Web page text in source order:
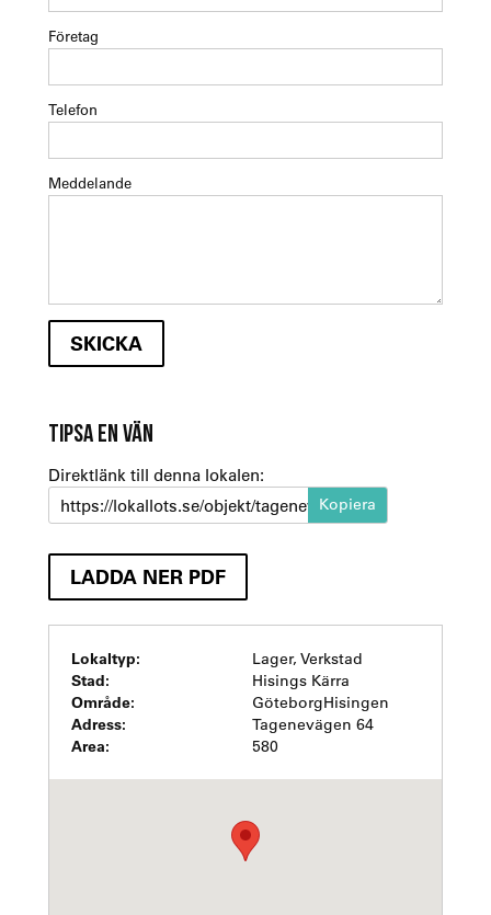
Företag
Telefon
Meddelande
TIPSA EN VÄN
Direktlänk till denna lokalen:
https://lokallots.se/objekt/tagenevagen-64
LADDA NER PDF
Lokaltyp: Lager, Verkstad
Stad: Hisings Kärra
Område: GöteborgHisingen
Adress: Tagenevägen 64
Area: 580